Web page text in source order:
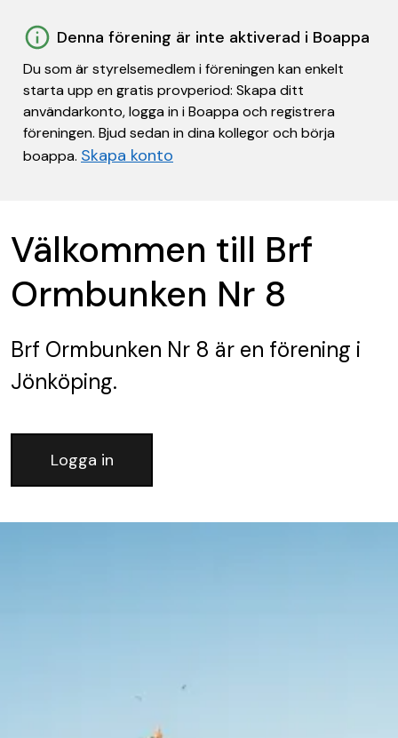
Denna förening är inte aktiverad i Boappa
Du som är styrelsemedlem i föreningen kan enkelt
starta upp en gratis provperiod: Skapa ditt
användarkonto, logga in i Boappa och registrera
föreningen. Bjud sedan in dina kollegor och börja
boappa. Skapa konto
Välkommen till Brf
Ormbunken Nr 8
Brf Ormbunken Nr 8 är en förening i
Jönköping.
Logga in